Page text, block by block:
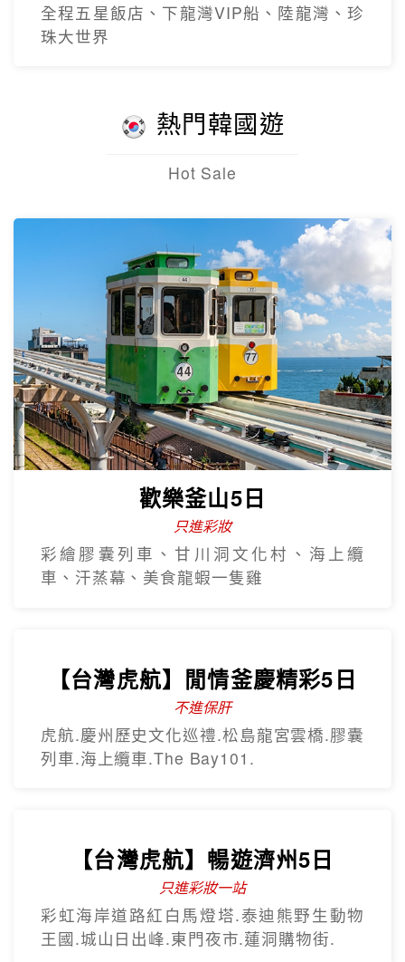
全程五星飯店、下龍灣VIP船、陸龍灣、珍
珠大世界
熱門韓國遊
Hot Sale
歡樂釜山5日
只進彩妝
彩繪膠囊列車、甘川洞文化村、海上纜
車、汗蒸幕、美食龍蝦一隻雞
【台灣虎航】閒情釜慶精彩5日
不進保肝
虎航.慶州歷史文化巡禮.松島龍宮雲橋.膠囊
列車.海上纜車.The Bay101.